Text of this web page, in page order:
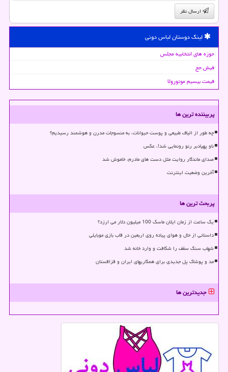
ارسال نظر
لینک دوستان لباس دونی
حوزه های انتخابیه مجلس
فیش حج
قیمت بیسیم موتورولا
پربیننده ترین ها
چه طور از الیاف طبیعی و پوست حیوانات، به منسوجات مدرن و هوشمند رسیدیم؟
ناو پهپادبر رنو رونمایی شد!، عکس
صدای ماندگار روایت مثل دست های مادرم، خاموش شد
آخرین وضعیت اینترنت
پربحث ترین ها
یک ساعت از زمان ایلان ماسک 100 میلیون دلار می ارزد؟
داستانی از حال و هوای پیاده روی اربعین در قاب بازی موبایلی
شهاب سنگ سقف را شکافت و وارد خانه شد
مد و پوشاک پل جدیدی برای همکاریهای ایران و قزاقستان
جدیدترین ها